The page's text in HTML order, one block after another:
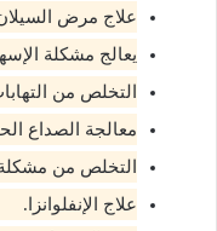
علاج مرض
يعالج مشكلة
التخلص من
معالجة الصداع
التخلص من
علاج الإنفلوانزا.